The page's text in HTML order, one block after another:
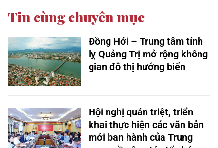
Tin cùng chuyên mục
Đồng Hới – Trung tâm tỉnh
lỵ Quảng Trị mở rộng không
gian đô thị hướng biển
Hội nghị quán triệt, triển
khai thực hiện các văn bản
mới ban hành của Trung